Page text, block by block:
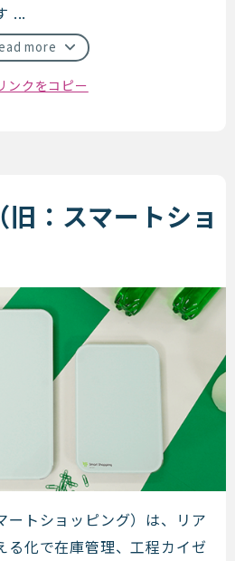
...
more
ンクをコピー
：スマートショ
旧：スマートショ
ートショッピング）は、リア
る化で在庫管理、工程カイゼ